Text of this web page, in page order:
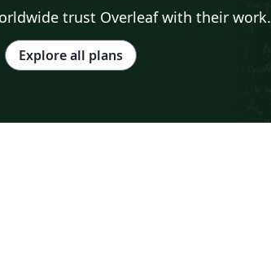
trust Overleaf with their work.
Explore all plans